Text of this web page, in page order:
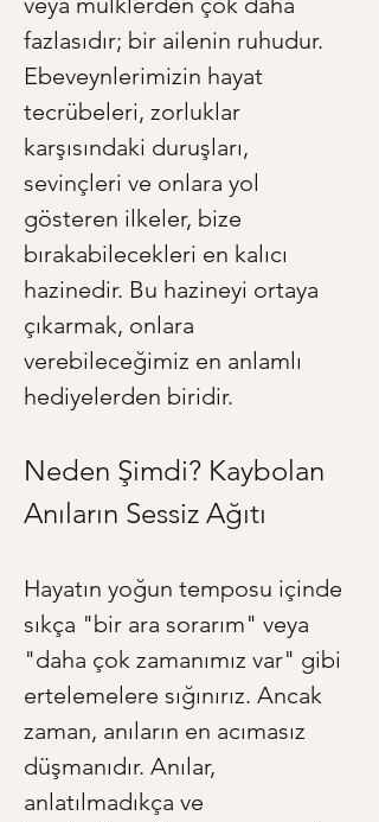
fazlasıdır; bir ailenin ruhudur.
Ebeveynlerimizin hayat
tecrübeleri, zorluklar
karşısındaki duruşları,
sevinçleri ve onlara yol
gösteren ilkeler, bize
bırakabilecekleri en kalıcı
hazinedir. Bu hazineyi ortaya
çıkarmak, onlara
verebileceğimiz en anlamlı
hediyelerden biridir.
Neden Şimdi? Kaybolan
Anıların Sessiz Ağıtı
Hayatın yoğun temposu içinde
sıkça "bir ara sorarım" veya
"daha çok zamanımız var" gibi
ertelemelere sığınırız. Ancak
zaman, anıların en acımasız
düşmanıdır. Anılar,
anlatılmadıkça ve